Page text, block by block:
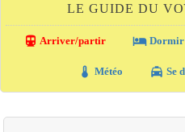
LE GUIDE DU
directions_transit Arriver/partir local_hotel Dormir
thermostat Météo local_taxi Se